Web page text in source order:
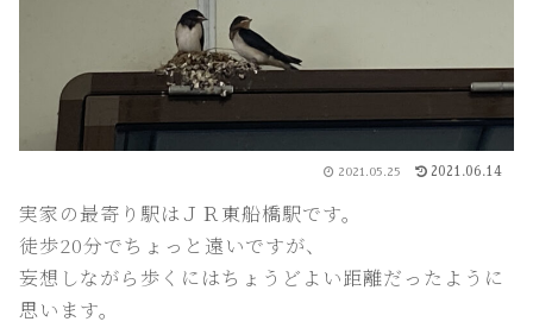
2021.05.25 2021.06.14
実家の最寄り駅はＪＲ東船橋駅です。
徒歩20分でちょっと遠いですが、
妄想しながら歩くにはちょうどよい距離だったように
思います。